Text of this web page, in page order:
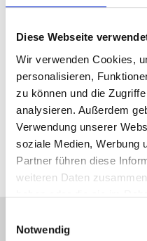
Diese Webseite
Wir verwenden Cookies,
personalisieren,
zu können und die
analysieren. Außerdem
Verwendung unserer
soziale Medien, Werbung
Partner führen diese
weiteren Daten
haben oder die sie im
Notwendig
- Materialtyp: Webstoff
Hypalon
Herstellerdaten gem. GPSR
Marke Bontrager:Trek Bicycle
Wegastraße 8 C
Telefon: 00800 8735 8735
KONTAKT